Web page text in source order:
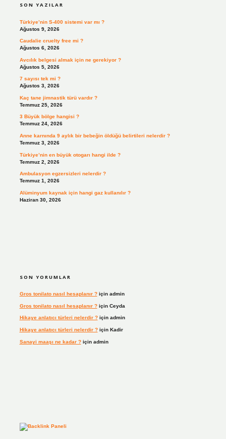
SON YAZILAR
Türkiye’nin S-400 sistemi var mı ?
Ağustos 9, 2026
Caudalie cruelty free mi ?
Ağustos 6, 2026
Avcılık belgesi almak için ne gerekiyor ?
Ağustos 5, 2026
7 sayısı tek mi ?
Ağustos 3, 2026
Kaç tane jimnastik türü vardır ?
Temmuz 25, 2026
3 Büyük bölge hangisi ?
Temmuz 24, 2026
Anne karnında 9 aylık bir bebeğin öldüğü belirtileri nelerdir ?
Temmuz 3, 2026
Türkiye’nin en büyük otogarı hangi ilde ?
Temmuz 2, 2026
Ambulasyon egzersizleri nelerdir ?
Temmuz 1, 2026
Alüminyum kaynak için hangi gaz kullanılır ?
Haziran 30, 2026
SON YORUMLAR
Gros tonilato nasıl hesaplanır ?için admin
Gros tonilato nasıl hesaplanır ?için Ceyda
Hikaye anlatıcı türleri nelerdir ?için admin
Hikaye anlatıcı türleri nelerdir ?için Kadir
Sanayi maaşı ne kadar ?için admin